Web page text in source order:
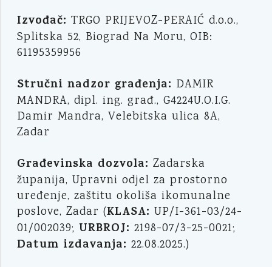
Izvođač: TRGO PRIJEVOZ-PERAIĆ d.o.o.,
Splitska 52, Biograd Na Moru, OIB:
61195359956
Stručni nadzor građenja: DAMIR
MANDRA, dipl. ing. građ., G4224U.O.I.G.
Damir Mandra, Velebitska ulica 8A,
Zadar
Građevinska dozvola: Zadarska
županija, Upravni odjel za prostorno
uređenje, zaštitu okoliša ikomunalne
poslove, Zadar (KLASA: UP/I-361-03/24-
01/002039; URBROJ: 2198-07/3-25-0021;
Datum izdavanja: 22.08.2025.)